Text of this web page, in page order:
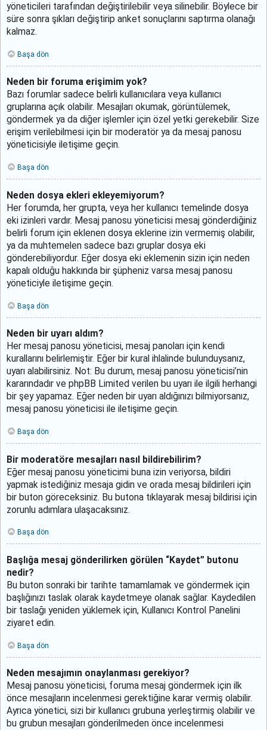
yöneticileri tarafından değiştirilebilir veya silinebilir. Böylece bir
süre sonra şıkları değiştirip anket sonuçlarını saptırma olanağı
kalmaz.
Başa dön
Neden bir foruma erişimim yok?
Bazı forumlar sadece belirli kullanıcılara veya kullanıcı
gruplarına açık olabilir. Mesajları okumak, görüntülemek,
göndermek ya da diğer işlemler için özel yetki gerekebilir. Size
erişim verilebilmesi için bir moderatör ya da mesaj panosu
yöneticisiyle iletişime geçin.
Başa dön
Neden dosya ekleri ekleyemiyorum?
Her forumda, her grupta, veya her kullanıcı temelinde dosya
eki izinleri vardır. Mesaj panosu yöneticisi mesaj gönderdiğiniz
belirli forum için eklenen dosya eklerine izin vermemiş olabilir,
ya da muhtemelen sadece bazı gruplar dosya eki
gönderebiliyordur. Eğer dosya eki eklemenin sizin için neden
kapalı olduğu hakkında bir şüpheniz varsa mesaj panosu
yöneticiyle iletişime geçin.
Başa dön
Neden bir uyarı aldım?
Her mesaj panosu yöneticisi, mesaj panoları için kendi
kurallarını belirlemiştir. Eğer bir kural ihlalinde bulunduysanız,
uyarı alabilirsiniz. Not: Bu durum, mesaj panosu yöneticisi’nin
kararındadır ve phpBB Limited verilen bu uyarı ile ilgili herhangi
bir şey yapamaz. Eğer neden bir uyarı aldığınızı bilmiyorsanız,
mesaj panosu yöneticisi ile iletişime geçin.
Başa dön
Bir moderatöre mesajları nasıl bildirebilirim?
Eğer mesaj panosu yöneticimi buna izin veriyorsa, bildiri
yapmak istediğiniz mesaja gidin ve orada mesaj bildirileri için
bir buton göreceksiniz. Bu butona tıklayarak mesaj bildirisi için
zorunlu adımlara ulaşacaksınız.
Başa dön
Başlığa mesaj gönderilirken görülen “Kaydet” butonu
nedir?
Bu buton sonraki bir tarihte tamamlamak ve göndermek için
başlığınızı taslak olarak kaydetmeye olanak sağlar. Kaydedilen
bir taslağı yeniden yüklemek için, Kullanıcı Kontrol Panelini
ziyaret edin.
Başa dön
Neden mesajımın onaylanması gerekiyor?
Mesaj panosu yöneticisi, foruma mesaj göndermek için ilk
önce mesajların incelenmesi gerektiğine karar vermiş olabilir.
Ayrıca yönetici, sizi bir kullanıcı grubuna yerleştirmiş olabilir ve
bu grubun mesajları gönderilmeden önce incelenmesi